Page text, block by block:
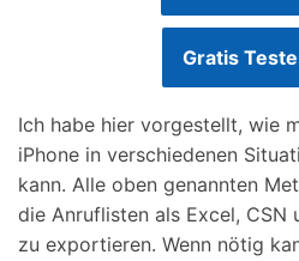
Gratis
Ich habe hier vorgestellt, wie
iPhone in verschiedenen
kann. Alle oben genannten
die Anruflisten als Excel, CSN
zu exportieren. Wenn nötig